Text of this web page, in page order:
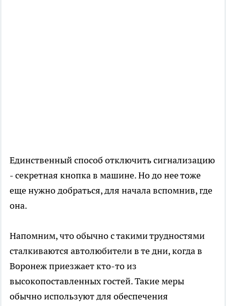
Единственный способ отключить сигнализацию
- секретная кнопка в машине. Но до нее тоже
еще нужно добраться, для начала вспомнив, где
она.
Напомним, что обычно с такими трудностями
сталкиваются автолюбители в те дни, когда в
Воронеж приезжает кто-то из
высокопоставленных гостей. Такие меры
обычно используют для обеспечения